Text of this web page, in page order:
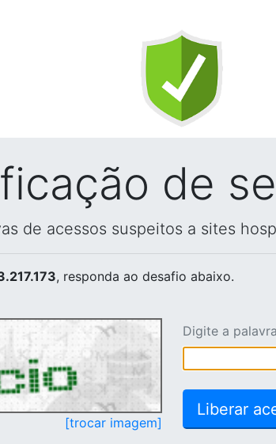
de
de acessos suspeitos a sites
, responda ao desafio abaixo.
[trocar imagem]
Digite a